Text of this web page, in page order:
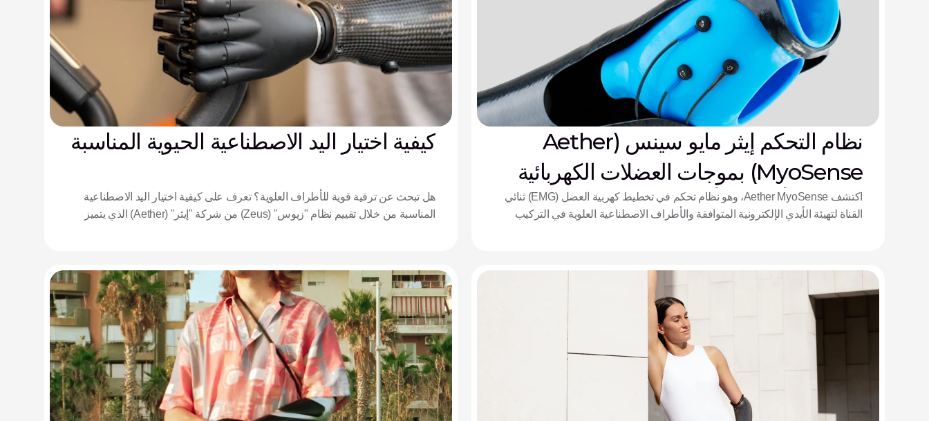
نظام التحكم إيثر مايو سينس (Aether
MyoSense) بموجات العضلات الكهربائية
(EMG) لأنظمة الأيدي الإلكترونية
اكتشف Aether MyoSense، وهو نظام تحكم في تخطيط كهربية العضل (EMG) ثنائي
القناة لتهيئة الأيدي الإلكترونية المتوافقة والأطراف الاصطناعية العلوية في التركيب
كيفية اختيار اليد الاصطناعية الحيوية المناسبة
هل تبحث عن ترقية قوية للأطراف العلوية؟ تعرف على كيفية اختيار اليد الاصطناعية
المناسبة من خلال تقييم نظام "زيوس" (Zeus) من شركة "إيثر" (Aether) الذي يتميز